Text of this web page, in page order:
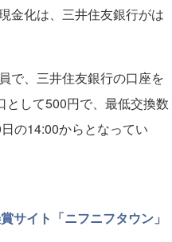
金化は、三井住友銀行がは
で、三井住友銀行の口座を
して500円で、最低交換数
の14:00からとなってい
サイト「ニフニフタウン」